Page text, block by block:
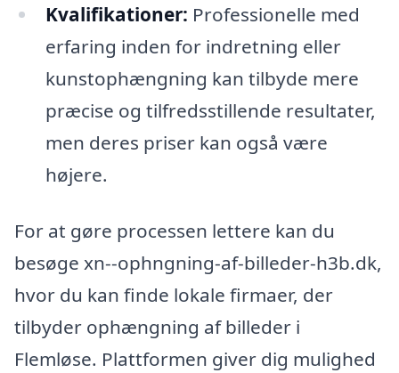
Kvalifikationer: Professionelle med
erfaring inden for indretning eller
kunstophængning kan tilbyde mere
præcise og tilfredsstillende resultater,
men deres priser kan også være
højere.
For at gøre processen lettere kan du
besøge xn--ophngning-af-billeder-h3b.dk,
hvor du kan finde lokale firmaer, der
tilbyder ophængning af billeder i
Flemløse. Plattformen giver dig mulighed